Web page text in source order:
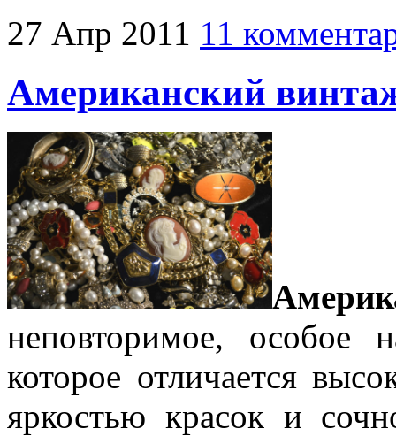
27 Апр 2011 11
Американский
неповторимое, особое
которое отличается
яркостью красок и